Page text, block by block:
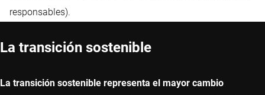
responsables).
La transición sostenible
La transición sostenible representa el mayor cambio